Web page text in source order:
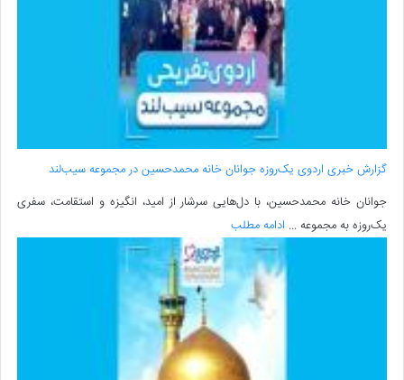
گزارش خبری اردوی یک‌روزه جوانان خانه محمدحسین در مجموعه سیب‌لند
جوانان خانه محمدحسین، با دل‌هایی سرشار از امید، انگیزه و استقامت، سفری
یک‌روزه به مجموعه ... ادامه مطلب